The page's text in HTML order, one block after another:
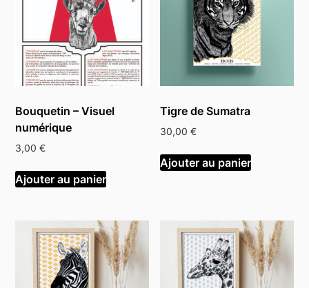
Bouquetin – Visuel
numérique
3,00€
Ajouter au panier
Tigre de Sumatra
30,00€
Ajouter au panier